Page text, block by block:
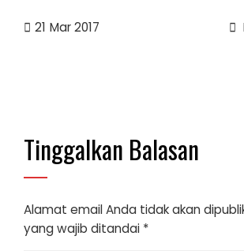
21 Mar 2017
Tinggalkan Balasan
Alamat email Anda tidak akan
yang wajib ditandai *